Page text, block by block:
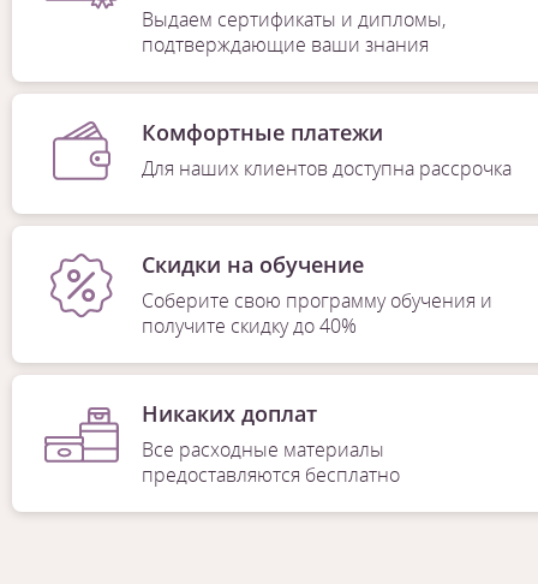
Выдаем сертификаты и дипломы,
подтверждающие ваши знания
Комфортные платежи
Для наших клиентов доступна рассрочка
Скидки на обучение
Соберите свою программу обучения и
получите скидку до 40%
Никаких доплат
Все расходные материалы
предоставляются бесплатно